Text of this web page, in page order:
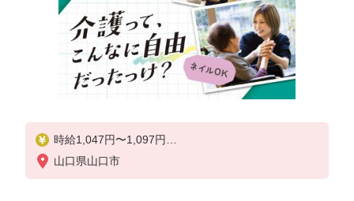
時給1,047円〜1,097円
★土日祝日は時給100円アップ！
山口県山口市